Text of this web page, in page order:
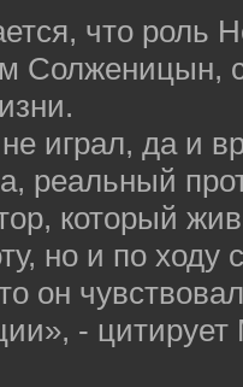
что роль
Солженицын,
играл, да и
реальный
который
но и по ходу
он
- цитирует